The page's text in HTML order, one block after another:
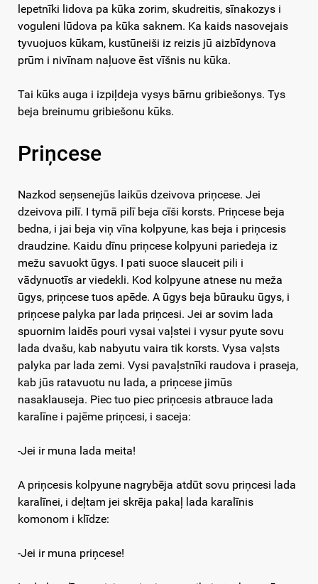
lepetnīki lidova pa kūka zorim, skudreitis, sīnakozys i
voguleni lūdova pa kūka saknem. Ka kaids nasovejais
tyvuojuos kūkam, kustūneiši iz reizis jū aizbīdynova
prūm i nivīnam naļuove ēst vīšnis nu kūka.
Tai kūks auga i izpiļdeja vysys bārnu gribiešonys. Tys
beja breinumu gribiešonu kūks.
Priņcese
Nazkod seņsenejūs laikūs dzeivova priņcese. Jei
dzeivova pilī. I tymā pilī beja cīši korsts. Priņcese beja
bedna, i jai beja viņ vīna kolpyune, kas beja i priņcesis
draudzine. Kaidu dīnu priņcese kolpyuni pariedeja iz
mežu savuokt ūgys. I pati suoce slauceit pili i
vādynuotīs ar viedekli. Kod kolpyune atnese nu meža
ūgys, priņcese tuos apēde. A ūgys beja būrauku ūgys, i
priņcese palyka par lada priņcesi. Jei ar sovim lada
spuornim laidēs pouri vysai vaļstei i vysur pyute sovu
lada dvašu, kab nabyutu vaira tik korsts. Vysa vaļsts
palyka par lada zemi. Vysi pavaļstnīki raudova i praseja,
kab jūs ratavuotu nu lada, a priņcese jimūs
nasaklauseja. Piec tuo piec priņcesis atbrauce lada
karalīne i pajēme priņcesi, i saceja:
-Jei ir muna lada meita!
A priņcesis kolpyune nagrybēja atdūt sovu priņcesi lada
karalīnei, i deļtam jei skrēja pakaļ lada karalīnis
komonom i klīdze:
-Jei ir muna priņcese!